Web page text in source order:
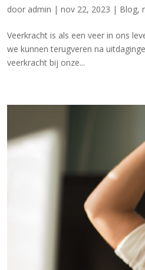
door admin |nov 22, 2023 | Blog,
Veerkracht is als een veer in ons
we kunnen terugveren na
veerkracht bij onze...